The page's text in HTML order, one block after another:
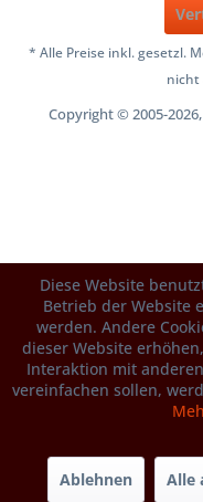
* Alle Preise inkl. gesetzl.
nicht
Copyright © 2005-
Diese Website
Betrieb der Website
werden. Andere
dieser Website
Interaktion mit
vereinfachen sollen,
Ablehnen Alle